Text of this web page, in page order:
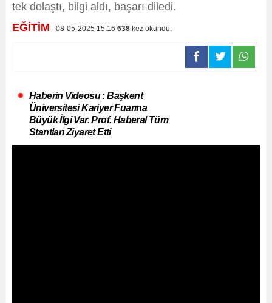
tek dolaştı, bilgi aldı, başarı diledi.
EĞİTİM - 08-05-2025 15:16 638 kez okundu.
Haberin Videosu : Başkent
Üniversitesi Kariyer Fuarına
Büyük İlgi Var. Prof. Haberal Tüm
Stantları Ziyaret Etti